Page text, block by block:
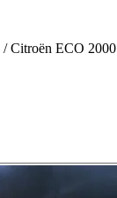
/ Citroën ECO 2000